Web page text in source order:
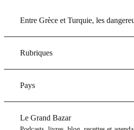
Entre Grèce et Turquie, les
Rubriques
Pays
Le Grand Bazar